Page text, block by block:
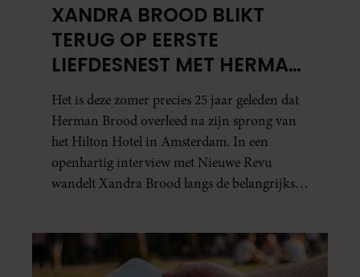
XANDRA BROOD BLIKT
TERUG OP EERSTE
LIEFDESNEST MET HERMAN
BROOD: “HIER IS LOLA
GEBOREN”
Het is deze zomer precies 25 jaar geleden dat
Herman Brood overleed na zijn sprong van
het Hilton Hotel in Amsterdam. In een
openhartig interview met Nieuwe Revu
wandelt Xandra Brood langs de belangrijkste
Leidsedwarsstraat roept een stortvloed aan
herinneringen op. Daar begon hun leven